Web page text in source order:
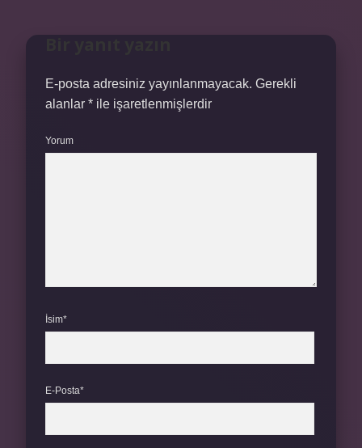
E-posta adresiniz yayınlanmayacak. Gerekli
alanlar * ile işaretlenmişlerdir
Yorum
İsim*
E-Posta*